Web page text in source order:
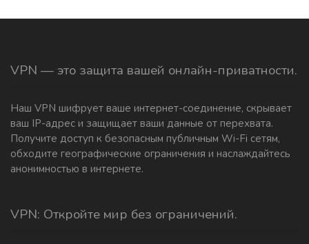
VPN — это защита вашей онлайн-приватности.
Наш VPN шифрует ваше интернет-соединение, скрывает
ваш IP-адрес и защищает ваши данные от перехвата.
Получите доступ к безопасным публичным Wi-Fi сетям,
обходите географические ограничения и наслаждайтесь
анонимностью в интернете.
VPN: Откройте мир без ограничений.